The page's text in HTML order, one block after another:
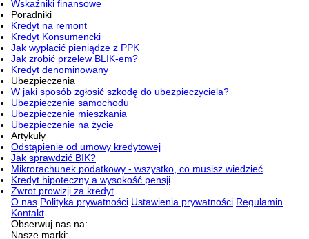
Wskaźniki finansowe
Poradniki
Kredyt na remont
Kredyt Konsumencki
Jak wypłacić pieniądze z PPK
Jak zrobić przelew BLIK-em?
Kredyt denominowany
Ubezpieczenia
W jaki sposób zgłosić szkodę do ubezpieczyciela?
Ubezpieczenie samochodu
Ubezpieczenie mieszkania
Ubezpieczenie na życie
Artykuły
Odstąpienie od umowy kredytowej
Jak sprawdzić BIK?
Mikrorachunek podatkowy - wszystko, co musisz wiedzieć
Kredyt hipoteczny a wysokość pensji
Zwrot prowizji za kredyt
O nas Polityka prywatności Ustawienia prywatności Regulamin
Kontakt
Obserwuj nas na:
Nasze marki: